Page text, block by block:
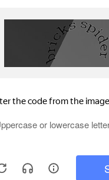
до -50%
промокоду
до -70%